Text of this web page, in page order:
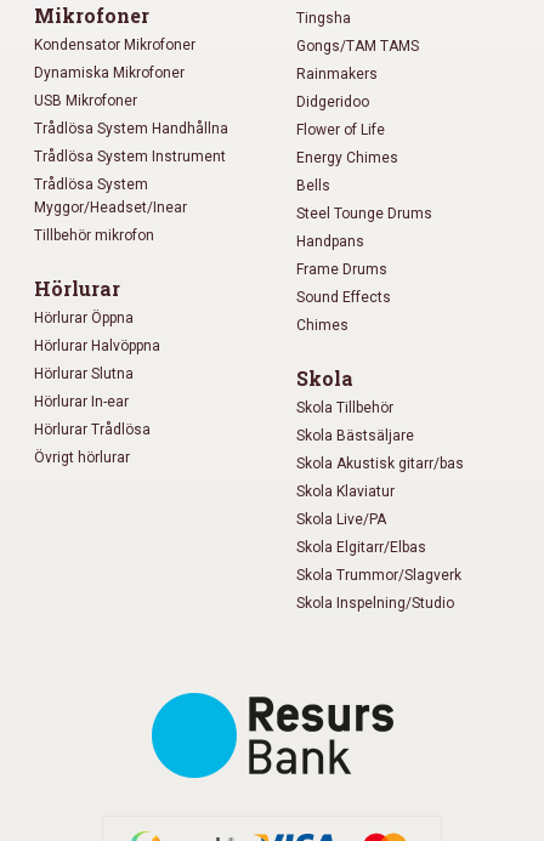
Mikrofoner
Kondensator Mikrofoner
Dynamiska Mikrofoner
USB Mikrofoner
Trådlösa System Handhållna
Trådlösa System Instrument
Trådlösa System
Myggor/Headset/Inear
Tillbehör mikrofon
Hörlurar
Hörlurar Öppna
Hörlurar Halvöppna
Hörlurar Slutna
Hörlurar In-ear
Hörlurar Trådlösa
Övrigt hörlurar
Tingsha
Gongs/TAM TAMS
Rainmakers
Didgeridoo
Flower of Life
Energy Chimes
Bells
Steel Tounge Drums
Handpans
Frame Drums
Sound Effects
Chimes
Skola
Skola Tillbehör
Skola Bästsäljare
Skola Akustisk gitarr/bas
Skola Klaviatur
Skola Live/PA
Skola Elgitarr/Elbas
Skola Trummor/Slagverk
Skola Inspelning/Studio